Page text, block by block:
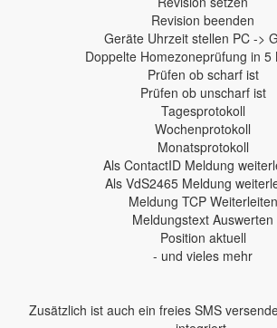
Revision beenden
Geräte Uhrzeit stellen PC ->
Doppelte Homezoneprüfung in 5
Prüfen ob scharf ist
Prüfen ob unscharf ist
Tagesprotokoll
Wochenprotokoll
Monatsprotokoll
Als ContactID Meldung
Als VdS2465 Meldung
Meldung TCP Weiterleiten
Meldungstext Auswerten
Position aktuell
- und vieles mehr
Zusätzlich ist auch ein freies SMS